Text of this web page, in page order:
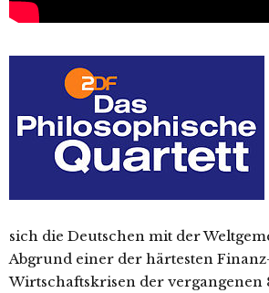
sich die Deutschen mit der
Abgrund einer der härtesten
Wirtschaftskrisen der vergangenen